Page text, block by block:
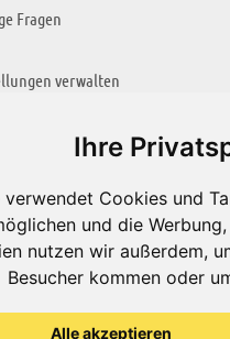
Ihre
verwendet Cookies und
und die
nutzen wir außerdem,
Besucher kommen oder
Alle akzeptieren
Fragen
verwalten